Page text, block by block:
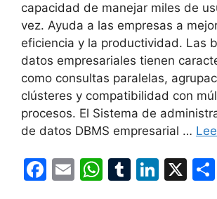
capacidad de manejar miles de
vez. Ayuda a las empresas a
eficiencia y la productividad. Las
datos empresariales tienen
como consultas paralelas,
clústeres y compatibilidad con
procesos. El Sistema de
de datos DBMS empresarial …
F
E
W T
Li X